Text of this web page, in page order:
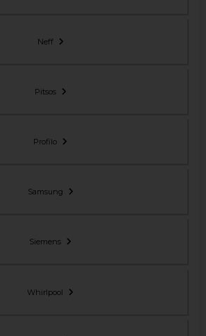
Neff
Pitsos
Profilo
Samsung
Siemens
Whirlpool